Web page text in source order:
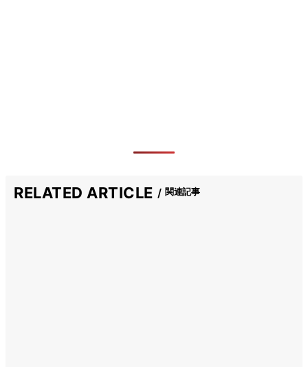
RELATED ARTICLE 関連記事